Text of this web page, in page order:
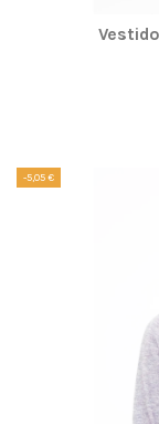
-5,05 €